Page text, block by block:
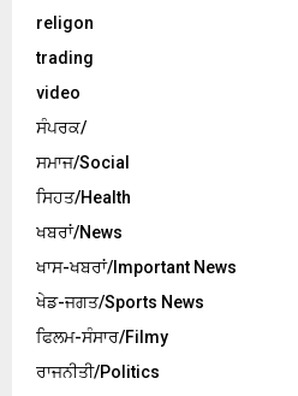
religon
trading
video
ਸੰਪਰਕ/
ਸਮਾਜ/Social
ਸਿਹਤ/Health
ਖਬਰਾਂ/News
ਖਾਸ-ਖਬਰਾਂ/Important News
ਖੇਡ-ਜਗਤ/Sports News
ਫਿਲਮ-ਸੰਸਾਰ/Filmy
ਰਾਜਨੀਤੀ/Politics